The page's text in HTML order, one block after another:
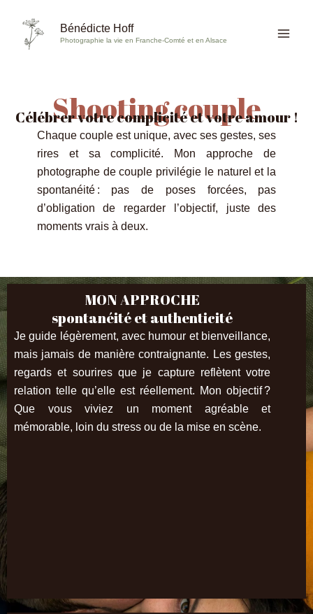
contenu
Bénédicte Hoff
Photographie la vie en Franche-Comté et en Alsace
Shooting couple
Célébrer votre complicité et votre amour !
Chaque couple est unique, avec ses gestes, ses
rires et sa complicité. Mon approche de
photographe de couple privilégie le naturel et la
spontanéité : pas de poses forcées, pas
d’obligation de regarder l’objectif, juste des
moments vrais à deux.
MON APPROCHE
spontanéité et authenticité
Je guide légèrement, avec humour et bienveillance,
mais jamais de manière contraignante. Les gestes,
regards et sourires que je capture reflètent votre
relation telle qu’elle est réellement. Mon objectif ?
Que vous viviez un moment agréable et
mémorable, loin du stress ou de la mise en scène.